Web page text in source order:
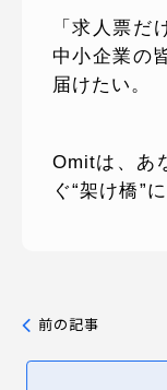
「求人票
中小企業の
届けたい。
Omitは、あ
ぐ“架け橋”
前の記事